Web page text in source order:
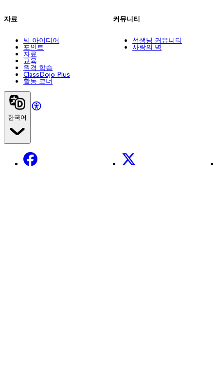
자료
빅 아이디어
포인트
자료
교육
원격 학습
ClassDojo Plus
활동 코너
커뮤니티
선생님 커뮤니티
사랑의 벽
한국어
Facebook X